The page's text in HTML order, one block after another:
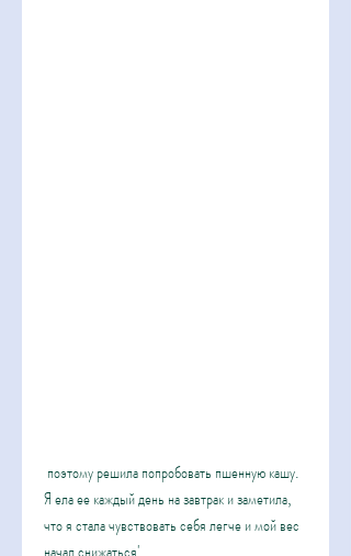
Я ела ее каждый день на завтрак и заметила,
что я стала чувствовать себя легче и мой вес